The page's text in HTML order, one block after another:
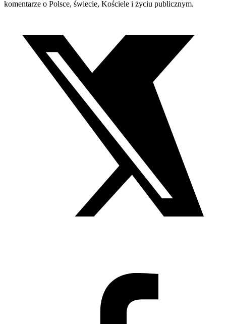
komentarze o Polsce, świecie, Kościele i życiu publicznym.